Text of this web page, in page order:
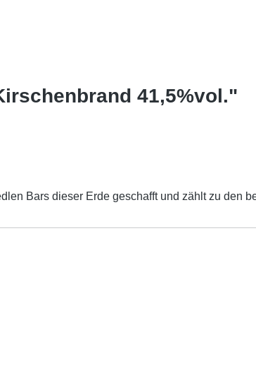
41,5%vol."
Bars dieser Erde geschafft und zählt zu den